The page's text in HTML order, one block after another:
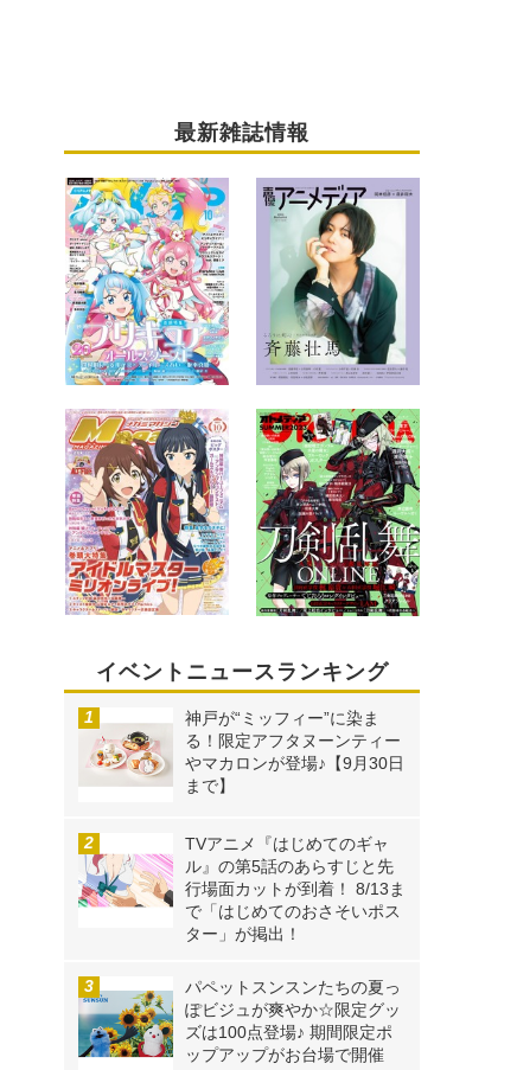
最新雑誌情報
イベントニュースランキング
神戸が“ミッフィー”に染ま
る！限定アフタヌーンティー
やマカロンが登場♪【9月30日
まで】
TVアニメ『はじめてのギャ
ル』の第5話のあらすじと先
行場面カットが到着！ 8/13ま
で「はじめてのおさそいポス
ター」が掲出！
パペットスンスンたちの夏っ
ぽビジュが爽やか☆限定グッ
ズは100点登場♪ 期間限定ポ
ップアップがお台場で開催